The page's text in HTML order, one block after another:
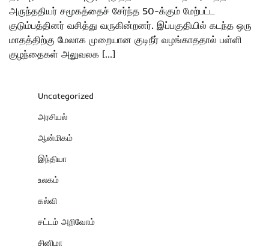
அருந்ததியர் சமூகத்தைச் சேர்ந்த 50-க்கும் மேற்பட்ட
குடும்பத்தினர் வசித்து வருகின்றனர். இப்பகுதியில் கடந்த ஒரு
மாதத்திற்கு மேலாக முறையான குடிநீர் வழங்காததால் பள்ளி
குழந்தைகள் அலுவலக […]
Uncategorized
அரசியல்
ஆன்மிகம்
இந்தியா
உலகம்
கல்வி
சட்டம் அறிவோம்
சினிமா